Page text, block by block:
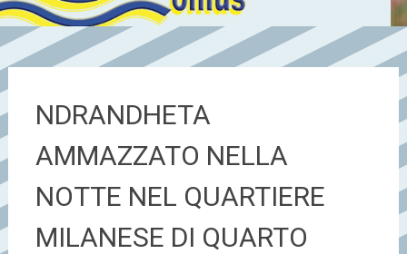
NDRANDHETA
AMMAZZATO NELLA
NOTTE NEL QUARTIERE
MILANESE DI QUARTO